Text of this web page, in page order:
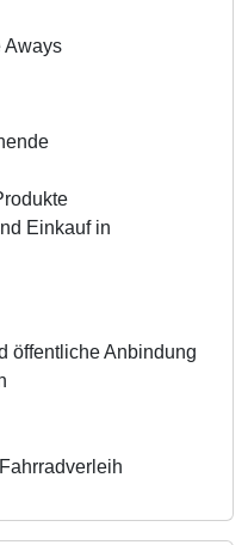
Aways
Einkauf in
öffentliche Anbindung